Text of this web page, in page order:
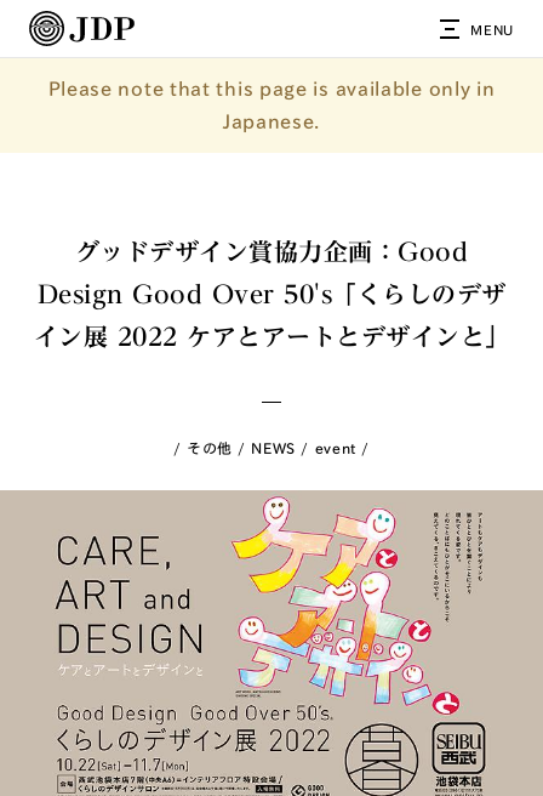
MENU
Please note that this page is available only in
Japanese.
グッドデザイン賞協力企画：Good
Design Good Over 50's「くらしのデザ
イン展 2022 ケアとアートとデザインと」
その他 NEWS event